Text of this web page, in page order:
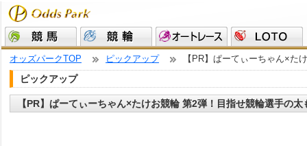
オッズパークTOP ピックアップ 【PR】ぱーてぃーちゃん×た
ピックアップ
【PR】ぱーてぃーちゃん×たけお競輪 第2弾！目指せ競輪選手の太